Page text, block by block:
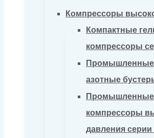
Компрессоры
Компактные
компрессоры
Промышленные
азотные
компрессоры
давления серии